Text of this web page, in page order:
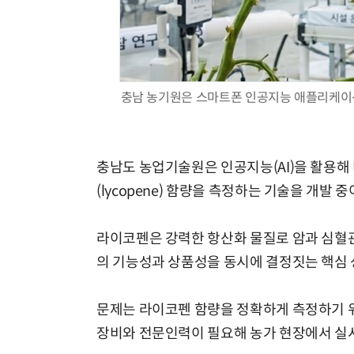
충남 농기원은 스마트폰 인공지능 애플리케
충남도 농업기술원은 인공지능(AI)을 활용
(lycopene) 함량을 측정하는 기술을 개발 중
라이코펜은 강력한 항산화 물질로 암과 심
의 기능성과 상품성을 동시에 결정짓는 핵심
문제는 라이코펜 함량을 정확하게 측정하기
장비와 전문인력이 필요해 농가 현장에서